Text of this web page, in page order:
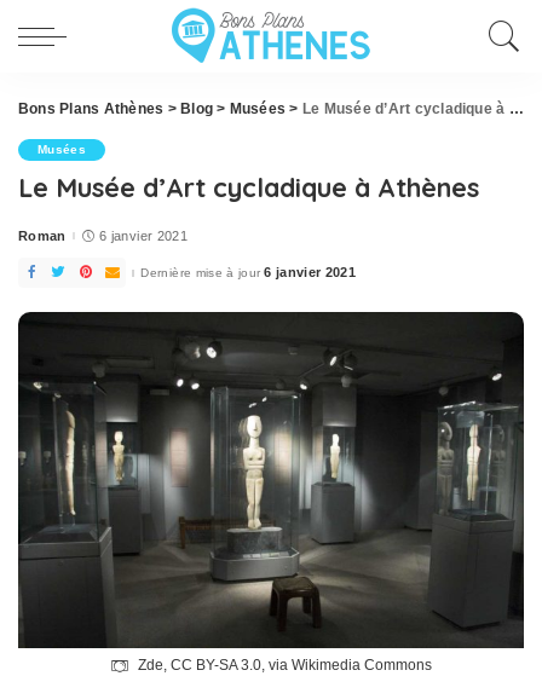
Bons Plans Athènes > Blog > Musées > Le Musée d’Art cycladique à Athènes
Musées
Le Musée d’Art cycladique à Athènes
Posted
Roman 6 janvier 2021
Dernière mise à jour 6 janvier 2021
Zde, CC BY-SA 3.0, via Wikimedia Commons